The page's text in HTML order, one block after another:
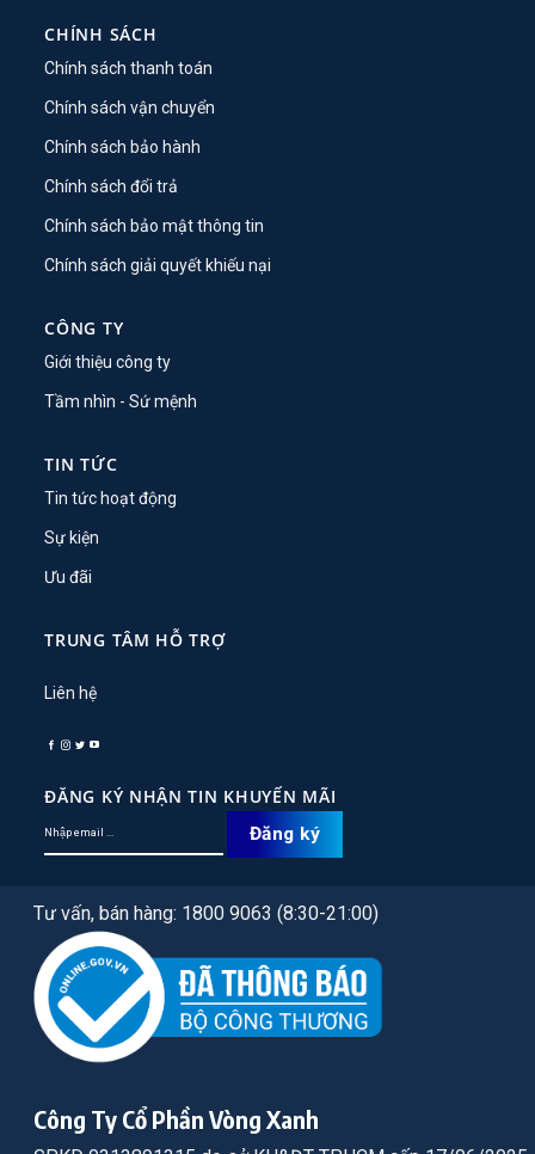
CHÍNH SÁCH
Chính sách thanh toán
Chính sách vận chuyển
Chính sách bảo hành
Chính sách đổi trả
Chính sách bảo mật thông tin
Chính sách giải quyết khiếu nại
CÔNG TY
Giới thiệu công ty
Tầm nhìn - Sứ mệnh
TIN TỨC
Tin tức hoạt động
Sự kiện
Ưu đãi
TRUNG TÂM HỖ TRỢ
Liên hệ
ĐĂNG KÝ NHẬN TIN KHUYẾN MÃI
Tư vấn, bán hàng: 1800 9063 (8:30-21:00)
Công Ty Cổ Phần Vòng Xanh